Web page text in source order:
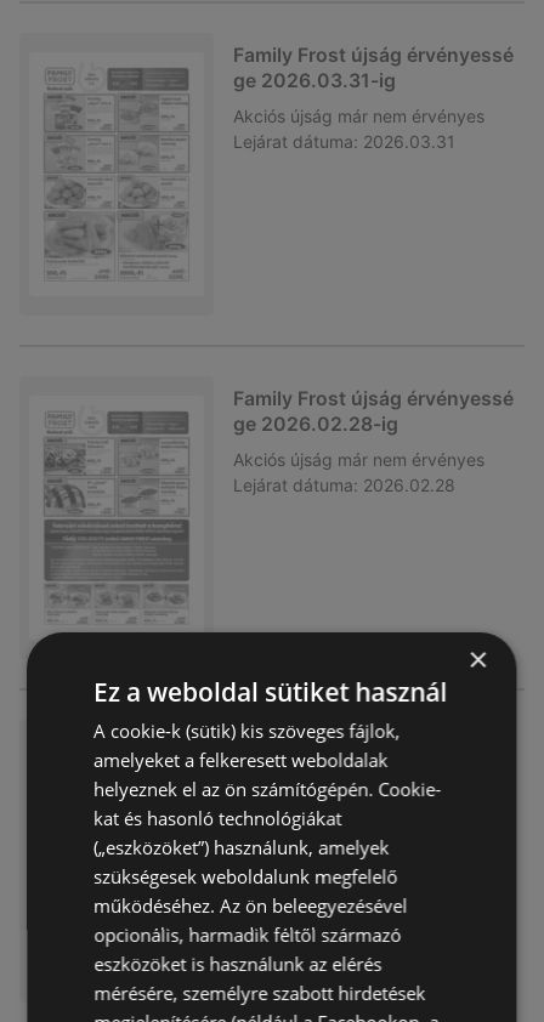
Family Frost újság érvényessé
ge 2026.03.31-ig
Akciós újság már nem érvényes
Lejárat dátuma: 2026.03.31
Family Frost újság érvényessé
ge 2026.02.28-ig
Akciós újság már nem érvényes
Lejárat dátuma: 2026.02.28
Family Frost újság érvényessé
ge 2026.01.31-ig
Akciós újság már nem érvényes
Lejárat dátuma:
×
Ez a weboldal sütiket használ
A cookie-k (sütik) kis szöveges fájlok,
amelyeket a felkeresett weboldalak
helyeznek el az ön számítógépén. Cookie-
kat és hasonló technológiákat
(„eszközöket”) használunk, amelyek
szükségesek weboldalunk megfelelő
működéséhez. Az ön beleegyezésével
opcionális, harmadik féltől származó
eszközöket is használunk az elérés
mérésére, személyre szabott hirdetések